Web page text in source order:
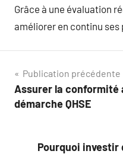
Grâce à une évaluation
améliorer en continu ses
Navigation
de
Publication précédente
Assurer la conformité
démarche QHSE
Pourquoi investir